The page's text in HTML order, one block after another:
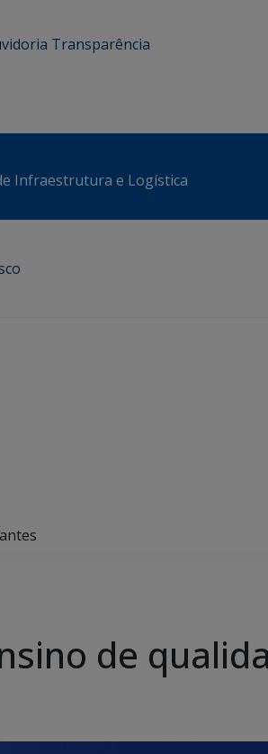
Transparência
Infraestrutura e Logística
de